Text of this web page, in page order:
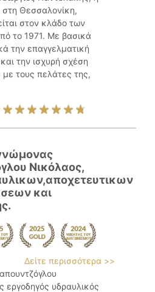
στη Θεσσαλονίκη,
στον κλάδο των
το 1971. Με βασικά
την επαγγελματική
την ισχυρή σχέση
με τους πελάτες της,
Νικόλαος,
και
Δείτε περισσότερα >>
εργοδηγός υδραυλικός